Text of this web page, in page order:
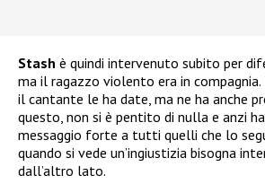
Stash è quindi intervenuto subito per
ma il ragazzo violento era in
il cantante le ha date, ma ne ha anche
questo, non si è pentito di nulla e anzi
messaggio forte a tutti quelli che lo
quando si vede un’ingiustizia bisogna
dall’altro lato.